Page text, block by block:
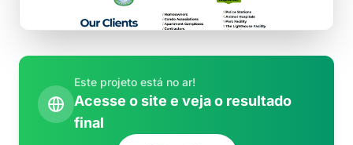
TOQUE NA IMAGEM PARA ROLAR
Este projeto está no ar!
Acesse o site e veja o resultado
final